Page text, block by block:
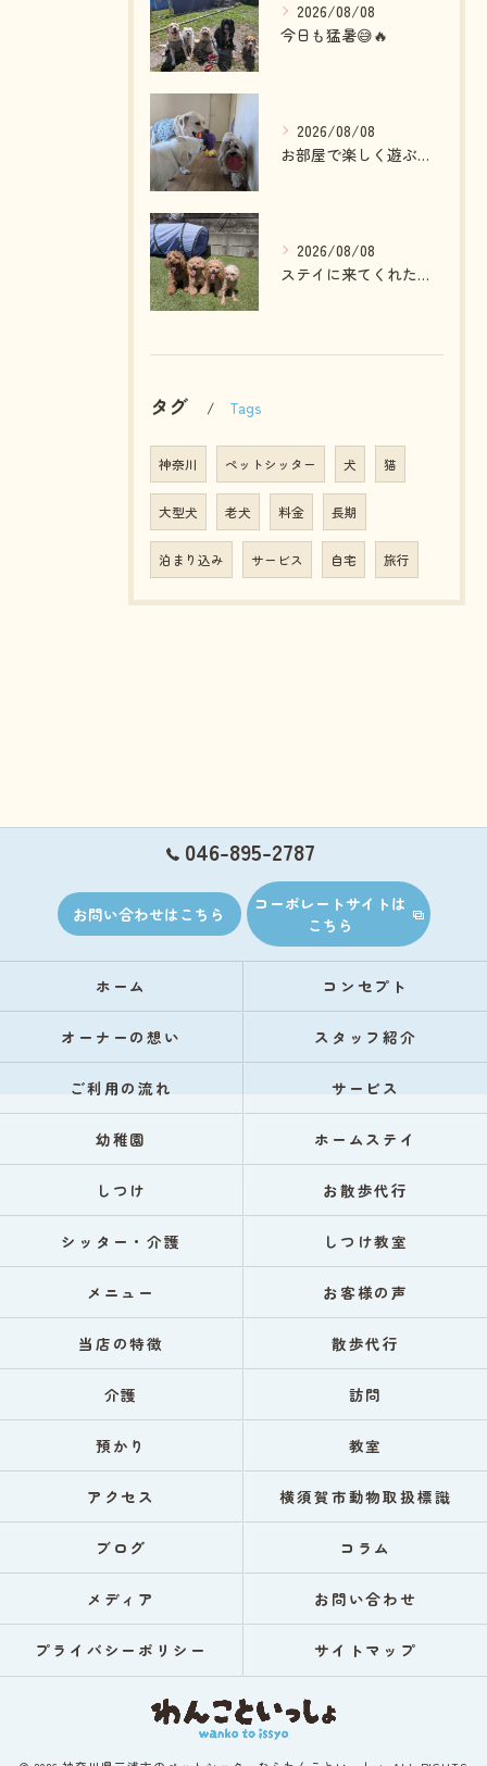
2026/08/08
今日も猛暑😅🔥
2026/08/08
お部屋で楽しく遊ぶわんこさん💓
2026/08/08
ステイに来てくれたプードルファミリー💓
タグ Tags
神奈川 ペットシッター 犬 猫
大型犬 老犬 料金 長期
泊まり込み サービス 自宅 旅行
046-895-2787
お問い合わせはこちら
コーポレートサイトは
こちら
ホーム コンセプト
オーナーの想い スタッフ紹介
ご利用の流れ サービス
幼稚園 ホームステイ
しつけ お散歩代行
シッター・介護 しつけ教室
メニュー お客様の声
当店の特徴 散歩代行
介護 訪問
預かり 教室
アクセス 横須賀市動物取扱標識
ブログ コラム
メディア お問い合わせ
プライバシーポリシー サイトマップ